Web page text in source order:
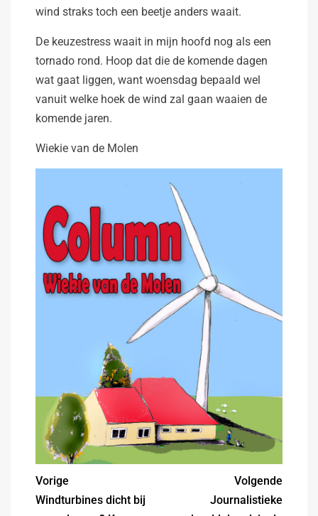
wind straks toch een beetje anders waait.
De keuzestress waait in mijn hoofd nog als een
tornado rond. Hoop dat die de komende dagen
wat gaat liggen, want woensdag bepaald wel
vanuit welke hoek de wind zal gaan waaien de
komende jaren.
Wiekie van de Molen
Vorige
Windturbines dicht bij
Volgende
Journalistieke